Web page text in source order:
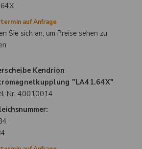
auf Anfrage
Sie sich an, um Preise sehen zu
Kendrion
"LA41.64X"
Nr. 40010014